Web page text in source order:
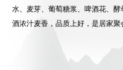
水、麦芽、葡萄糖浆、啤酒花、
酒浓汁麦香，品质上好，是居家聚